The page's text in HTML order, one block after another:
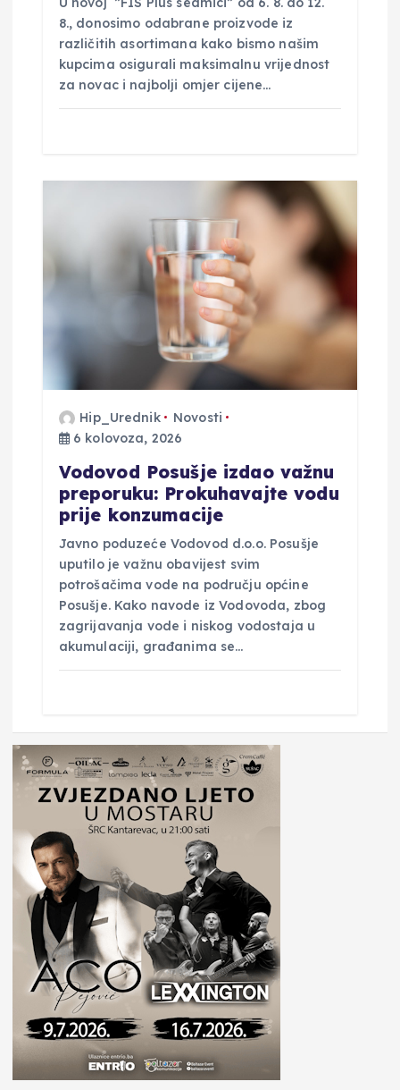
8., donosimo odabrane proizvode iz
različitih asortimana kako bismo našim
kupcima osigurali maksimalnu vrijednost
za novac i najbolji omjer cijene…
Hip_Urednik
Novosti
6 kolovoza, 2026
Vodovod Posušje izdao važnu
preporuku: Prokuhavajte vodu
prije konzumacije
Javno poduzeće Vodovod d.o.o. Posušje
uputilo je važnu obavijest svim
potrošačima vode na području općine
Posušje. Kako navode iz Vodovoda, zbog
zagrijavanja vode i niskog vodostaja u
akumulaciji, građanima se…